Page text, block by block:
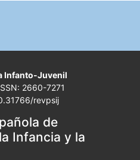
Infanto-Juvenil
2660-7271
revpsij
de
Infancia y la